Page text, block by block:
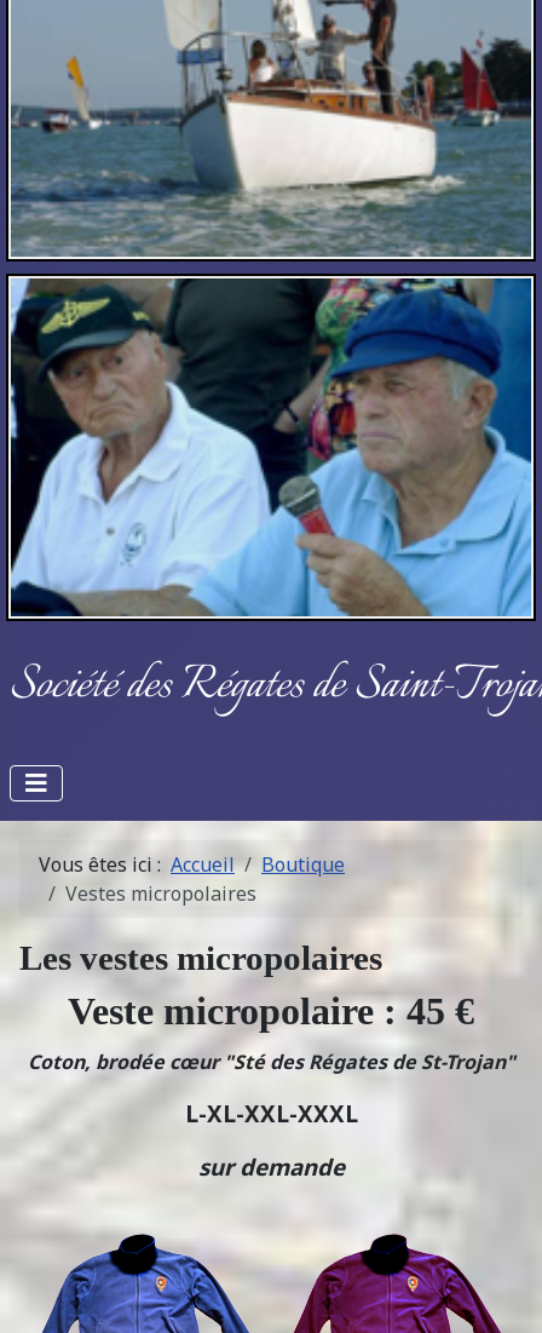
Société des Régates de Saint-
Vous êtes ici : Accueil
Boutique
Vestes micropolaires
Les vestes micropolaires
Veste micropolaire : 45 €
Coton, brodée cœur "Sté des Régates de St-Trojan"
L-XL-XXL-XXXL
sur demande